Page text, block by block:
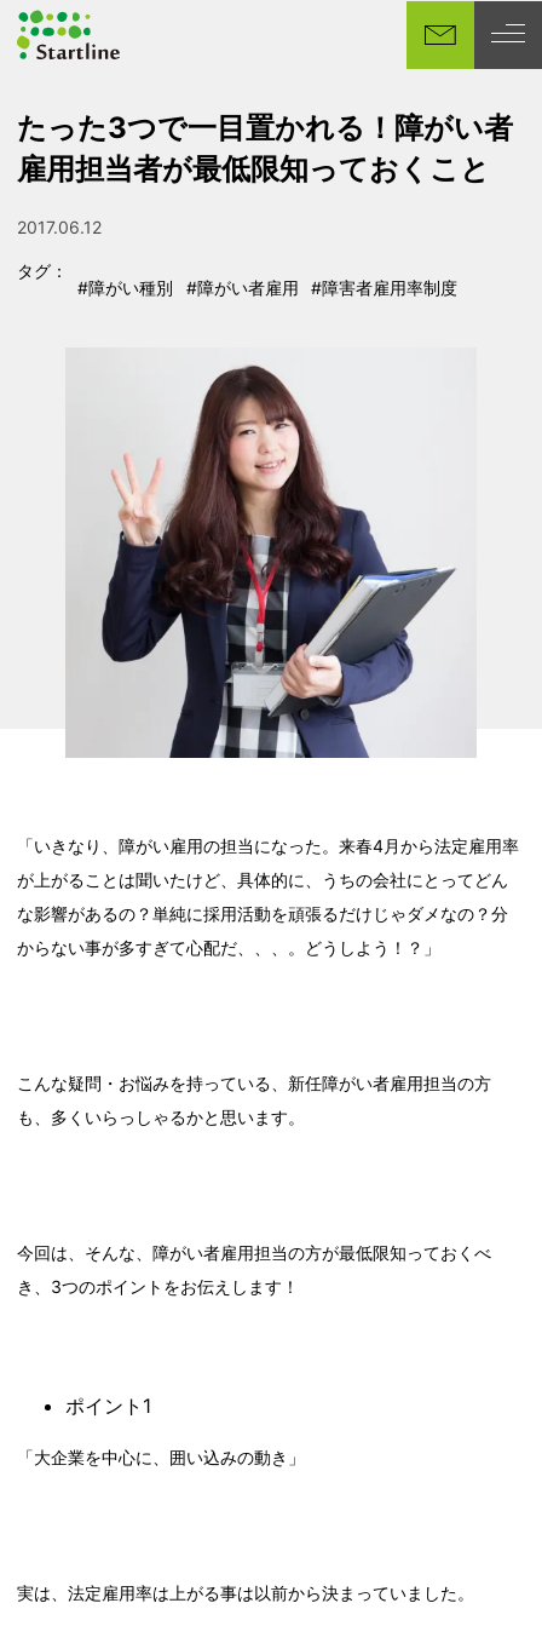
イ
たった3つで一目置かれる！障がい者
雇用担当者が最低限知っておくこと
投稿日
2017.06.12
タグ：
タグ
#障がい種別
タグ
#障がい者雇用
タグ
#障害者雇用率制度
「いきなり、障がい雇用の担当になった。来春4月から法定雇用率
が上がることは聞いたけど、具体的に、うちの会社にとってどん
な影響があるの？単純に採用活動を頑張るだけじゃダメなの？分
からない事が多すぎて心配だ、、、。どうしよう！？」
こんな疑問・お悩みを持っている、新任障がい者雇用担当の方
も、多くいらっしゃるかと思います。
今回は、そんな、障がい者雇用担当の方が最低限知っておくべ
き、3つのポイントをお伝えします！
ポイント1
「大企業を中心に、囲い込みの動き」
実は、法定雇用率は上がる事は以前から決まっていました。